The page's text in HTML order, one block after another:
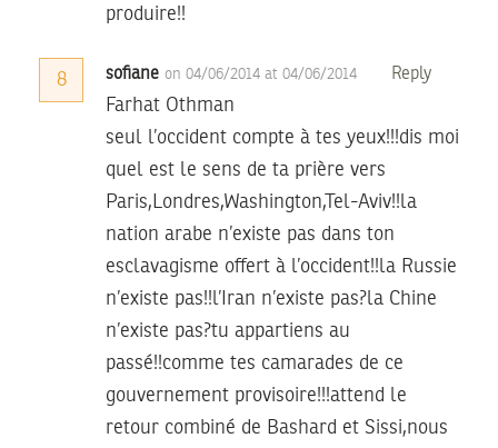
produire!!
8 sofiane on 04/06/2014 at 04/06/2014 Reply
Farhat Othman
seul l’occident compte à tes yeux!!!dis moi
quel est le sens de ta prière vers
Paris,Londres,Washington,Tel-Aviv!!la
nation arabe n’existe pas dans ton
esclavagisme offert à l’occident!!la Russie
n’existe pas!!l’Iran n’existe pas?la Chine
n’existe pas?tu appartiens au
passé!!comme tes camarades de ce
gouvernement provisoire!!!attend le
retour combiné de Bashard et Sissi,nous